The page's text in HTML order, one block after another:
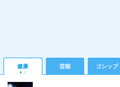
健康 芸能 ゴシップ